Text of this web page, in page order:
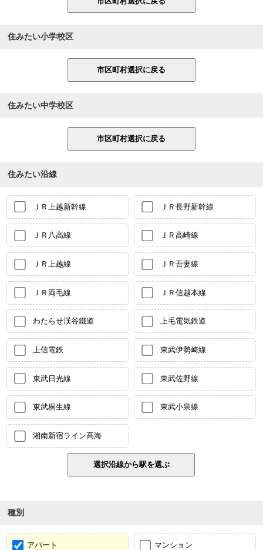
住みたい小学校区
住みたい中学校区
住みたい沿線
ＪＲ上越新幹線 ＪＲ長野新幹線
ＪＲ八高線 ＪＲ高崎線
ＪＲ上越線 ＪＲ吾妻線
ＪＲ両毛線 ＪＲ信越本線
わたらせ渓谷鐵道 上毛電気鉄道
上信電鉄 東武伊勢崎線
東武日光線 東武佐野線
東武桐生線 東武小泉線
湘南新宿ライン高海
種別
アパート マンション